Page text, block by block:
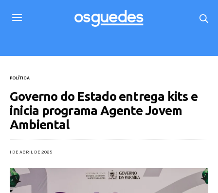
POLÍTICA
Governo do Estado entrega kits e
inicia programa Agente Jovem
Ambiental
1 DE ABRIL DE 2025